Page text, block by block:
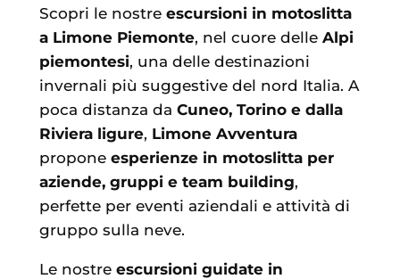
Scopri le nostre escursioni in motoslitta
a Limone Piemonte, nel cuore delle Alpi
piemontesi, una delle destinazioni
invernali più suggestive del nord Italia. A
poca distanza da Cuneo, Torino e dalla
Riviera ligure, Limone Avventura
propone esperienze in motoslitta per
aziende, gruppi e team building,
perfette per eventi aziendali e attività di
gruppo sulla neve.
Le nostre escursioni guidate in